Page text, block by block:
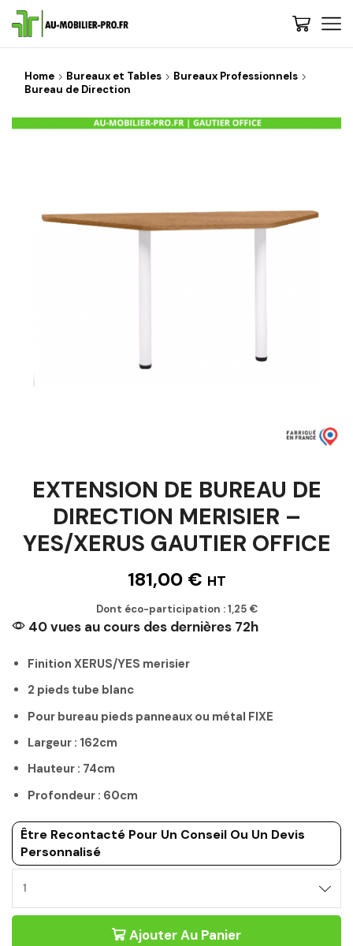
Home Bureaux et Tables
Bureaux Professionnels
Bureau de Direction
EXTENSION DE BUREAU DE
DIRECTION MERISIER –
YES/XERUS GAUTIER OFFICE
181,00 € HT
Dont éco-participation :1,25 €
40 vues au cours des dernières 72h
Finition XERUS/YES merisier
2 pieds tube blanc
Pour bureau pieds panneaux ou métal FIXE
Largeur : 162cm
Hauteur : 74cm
Profondeur : 60cm
Être Recontacté Pour Un Conseil Ou Un Devis
Personnalisé
Ajouter Au Panier